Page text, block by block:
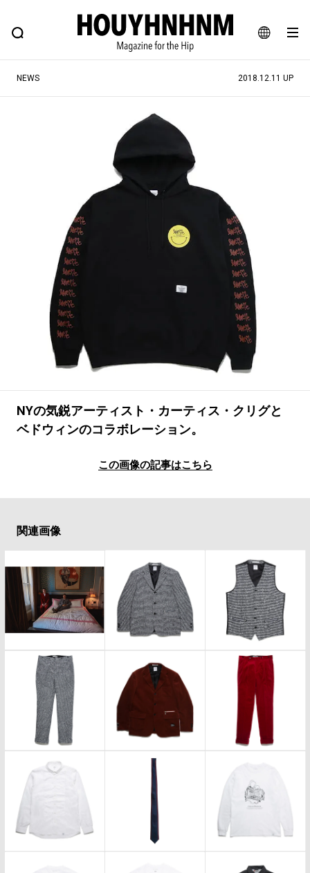
JA
EN
FEATURE BLOG SNAP
ヒップなファッション、カルチャー、ライフスタイルWEBマガジン
#SHOPPING ADDICT #憧れの逸品
#ESSENTIAL DESIGNS #古着サミット
#NEW VINTAGE #マイナーグッド図鑑
#路地裏てぃーん。 #MONTHLY JOURNAL
#GH 銘品の所以 #フイナムのYouTube
#Commune H
#ととけん #MUSIC #MOVIE
#LIFESTYLE
#SPORTS
NEWS 2018.12.11 UP
NYの気鋭アーティスト・カーティス・クリグと
ベドウィンのコラボレーション。
この画像の記事はこちら
関連画像